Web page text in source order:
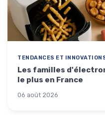
TENDANCES ET
Les familles
le plus en France
06 août 2026